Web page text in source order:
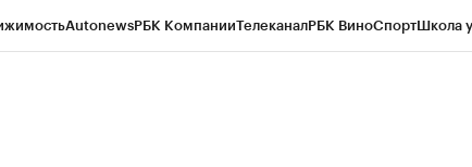
AutonewsРБК КомпанииТелеканалРБК ВиноСпортШкола